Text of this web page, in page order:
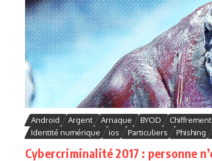
Android Argent Arnaque BYOD Chiffrement
Identité numérique
ios Particuliers Phishing
Cybercriminalité 2017 : personne